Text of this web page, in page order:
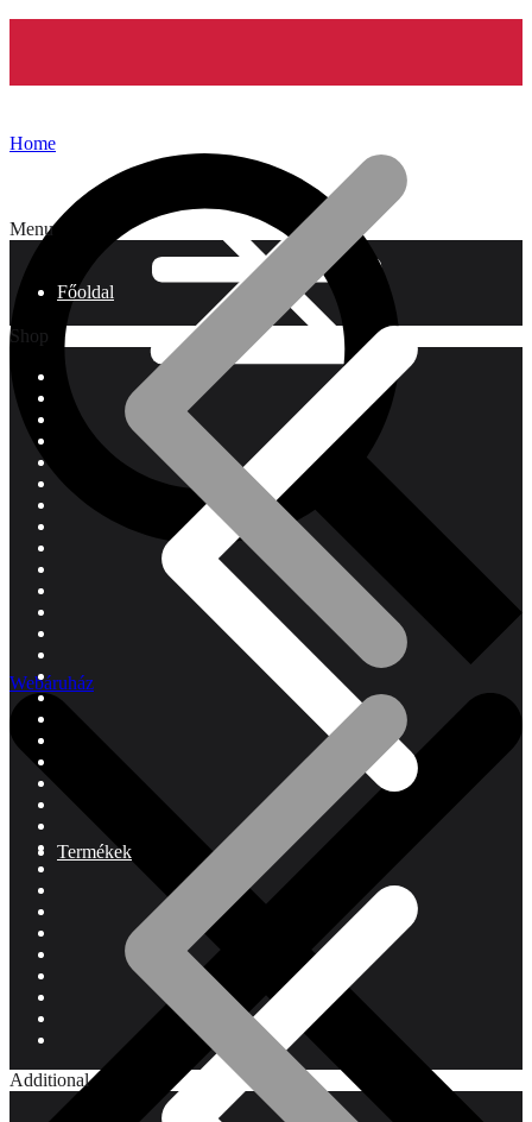
Menu
Főoldal
Termékek
Shop
Additional
Home
Webáruház